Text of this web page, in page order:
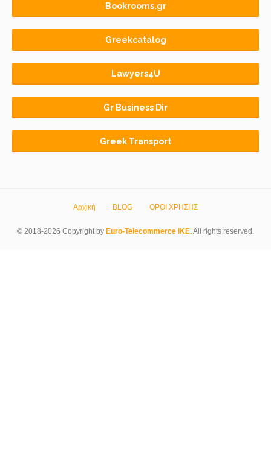
Bookrooms.gr
Greekcatalog
Lawyers4U
Gr Business Dir
Greek Transport
Αρχική BLOG ΟΡΟΙ ΧΡΗΣΗΣ
© 2018-2026 Copyright by Euro-Telecommerce IKE.All rights reserved.